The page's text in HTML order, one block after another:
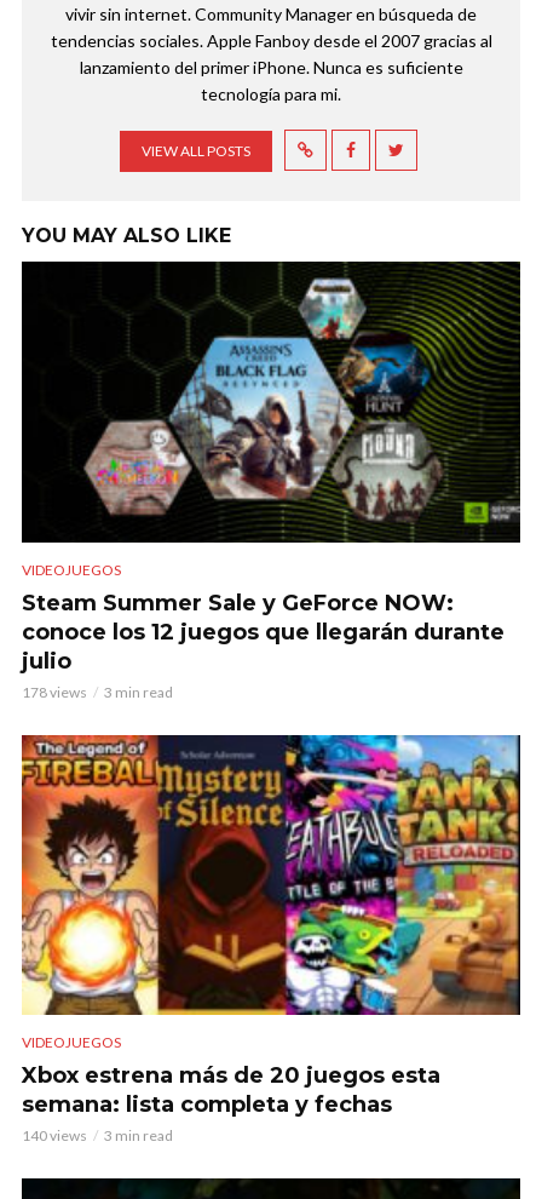
vivir sin internet. Community Manager en búsqueda de
tendencias sociales. Apple Fanboy desde el 2007 gracias al
lanzamiento del primer iPhone. Nunca es suficiente
tecnología para mi.
VIEW ALL POSTS
YOU MAY ALSO LIKE
VIDEOJUEGOS
Steam Summer Sale y GeForce NOW:
conoce los 12 juegos que llegarán durante
julio
178 views 3 min read
VIDEOJUEGOS
Xbox estrena más de 20 juegos esta
semana: lista completa y fechas
140 views 3 min read